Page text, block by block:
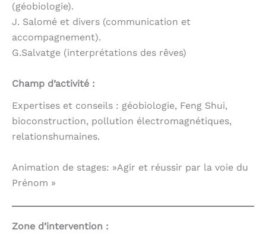
(géobiologie).
J. Salomé et divers (communication et
accompagnement).
G.Salvatge (interprétations des rêves)
Champ d’activité :
Expertises et conseils : géobiologie, Feng Shui,
bioconstruction, pollution électromagnétiques,
relationshumaines.
Animation de stages: »Agir et réussir par la voie du
Prénom »
Zone d’intervention :